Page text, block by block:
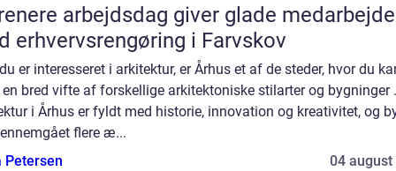
arbejdsdag giver glade
erhvervsrengøring i Farvskov
er interesseret i arkitektur, er Århus et af de steder, hvor du
bred vifte af forskellige arkitektoniske stilarter og bygninger .
i Århus er fyldt med historie, innovation og kreativitet, og
flere æ...
Petersen
04 august